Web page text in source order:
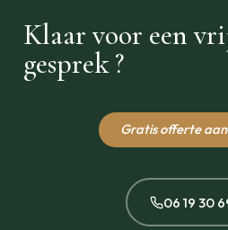
Klaar voor een
gesprek ?
Gratis offerte
06 19 30